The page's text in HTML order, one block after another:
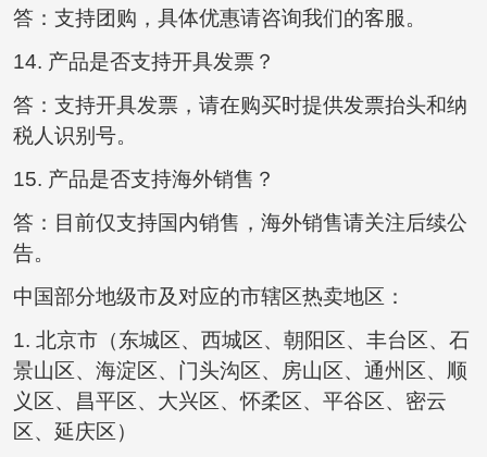
答：支持团购，具体优惠请咨询我们的客服。
14. 产品是否支持开具发票？
答：支持开具发票，请在购买时提供发票抬头和纳
税人识别号。
15. 产品是否支持海外销售？
答：目前仅支持国内销售，海外销售请关注后续公
告。
中国部分地级市及对应的市辖区热卖地区：
1. 北京市（东城区、西城区、朝阳区、丰台区、石
景山区、海淀区、门头沟区、房山区、通州区、顺
义区、昌平区、大兴区、怀柔区、平谷区、密云
区、延庆区）